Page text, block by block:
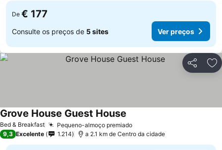
De € 177
Consulte os preços de 5 sites Ver preços
Partilhar
Bed & Breakfast Pequeno-almoço premiado
Grove House Guest House
9,3 Excelente 1.214 a 2.1 km de Centro da cidade